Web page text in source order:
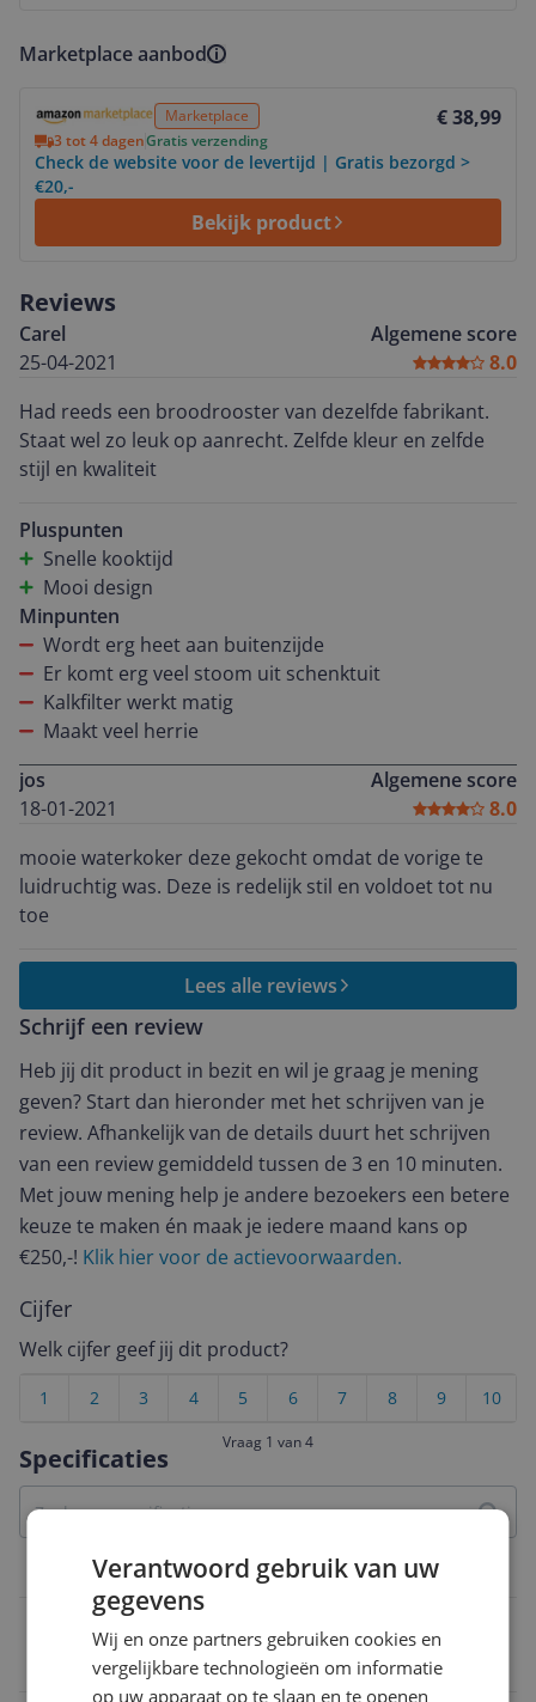
Marketplace aanbod
Marketplace € 38,99
3 tot 4 dagenGratis verzending
Check de website voor de levertijd | Gratis bezorgd >
€20,-
Bekijk product
Specificaties
Belangrijkste kenmerken
Verborgen verwarmingselement
Reviews
Carel
25-04-2021
Algemene score
8.0
Had reeds een broodrooster van dezelfde fabrikant.
Staat wel zo leuk op aanrecht. Zelfde kleur en zelfde
stijl en kwaliteit
Pluspunten
Snelle kooktijd
Mooi design
Minpunten
Wordt erg heet aan buitenzijde
Er komt erg veel stoom uit schenktuit
Kalkfilter werkt matig
Maakt veel herrie
jos
18-01-2021
Algemene score
8.0
mooie waterkoker deze gekocht omdat de vorige te
luidruchtig was. Deze is redelijk stil en voldoet tot nu
toe
Lees alle reviews
Schrijf een review
Heb jij dit product in bezit en wil je graag je mening
geven? Start dan hieronder met het schrijven van je
review. Afhankelijk van de details duurt het schrijven
van een review gemiddeld tussen de 3 en 10 minuten.
Met jouw mening help je andere bezoekers een betere
keuze te maken én maak je iedere maand kans op
€250,-! Klik hier voor de actievoorwaarden.
Cijfer
Welk cijfer geef jij dit product?
10
9
8
7
6
5
4
3
2
1
Vraag 1 van 4
Verantwoord gebruik van uw
gegevens
Wij en onze partners gebruiken cookies en
vergelijkbare technologieën om informatie
op uw apparaat op te slaan en te openen